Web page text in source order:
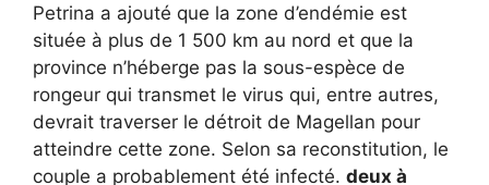
Petrina a ajouté que la zone d’endémie est
située à plus de 1 500 km au nord et que la
province n’héberge pas la sous-espèce de
rongeur qui transmet le virus qui, entre autres,
devrait traverser le détroit de Magellan pour
atteindre cette zone. Selon sa reconstitution, le
couple a probablement été infecté. deux à